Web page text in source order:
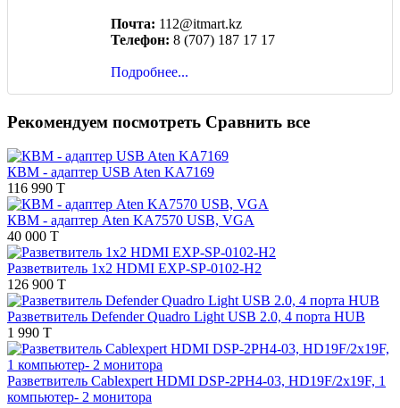
Почта: 112@itmart.kz
Телефон: 8 (707) 187 17 17
Подробнее...
Рекомендуем посмотреть Сравнить все
КВМ - адаптер USB Aten KA7169
116 990 T
КВМ - адаптер Aten KA7570 USB, VGA
40 000 T
Разветвитель 1x2 HDMI EXP-SP-0102-H2
126 900 T
Разветвитель Defender Quadro Light USB 2.0, 4 порта HUB
1 990 T
Разветвитель Cablexpert HDMI DSP-2PH4-03, HD19F/2x19F, 1
компьютер- 2 монитора